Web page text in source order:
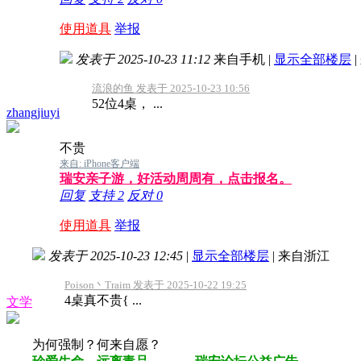
使用道具 举报
zhangjiuyi
发表于 2025-10-23 11:12 来自手机 | 显示全部楼层 |
流浪的鱼 发表于 2025-10-23 10:56
52位4桌， ...
不贵
来自: iPhone客户端
瑞安亲子游，好活动周周有，点击报名。
回复 支持2 反对0
使用道具 举报
文学
发表于 2025-10-23 12:45 | 显示全部楼层 | 来自浙江
Poison丶Traim 发表于 2025-10-22 19:25
4桌真不贵{ ...
为何强制？何来自愿？